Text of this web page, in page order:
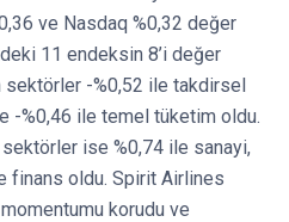
ve Nasdaq %0,32 değer
11 endeksin 8’i değer
sektörler -%0,52 ile takdirsel
-%0,46 ile temel tüketim oldu.
ise %0,74 ile sanayi,
finans oldu. Spirit Airlines
korudu ve